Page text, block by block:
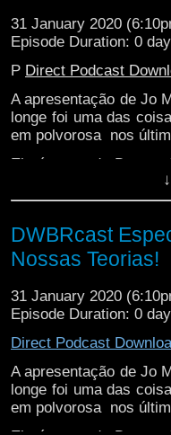
31 January 2020
Episode Duration: 0
P Direct Podcast
A apresentação de Jo
longe foi uma das
em polvorosa nos
Ela é antes do Doutor
clone da Doutora?
ela não ser de um
DWBRcast
Nossas Teorias!
31 January 2020
Episode Duration: 0
Direct Podcast
A apresentação de Jo
longe foi uma das
em polvorosa nos